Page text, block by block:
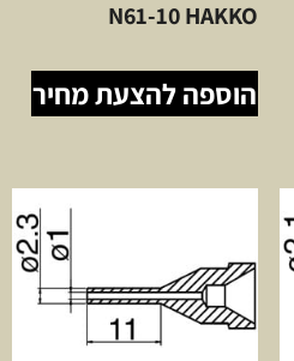
N61-10 HAKKO
הוספה להצעת מחיר